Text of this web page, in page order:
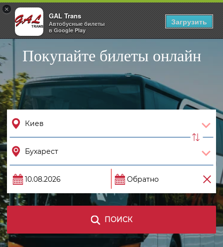
Покупайте билеты онлайн
ПОИСК
×
GAL Trans
Автобусные билеты
в Google Play
Загрузить